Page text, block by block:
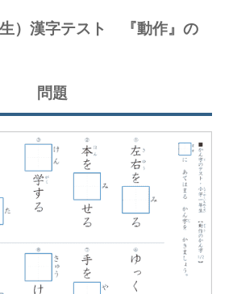
生）漢字テスト 『動作』の
問題